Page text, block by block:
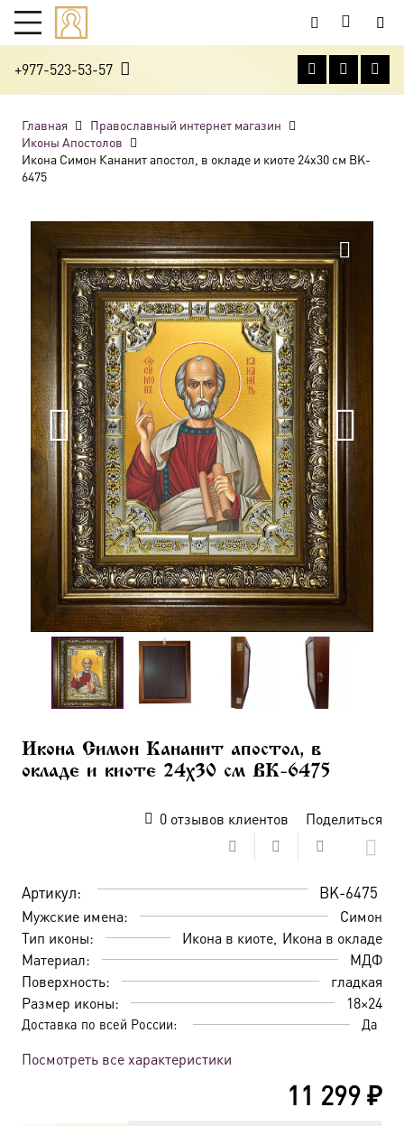
+977-523-53-57
Главная
Православный интернет магазин
Иконы Апостолов
Икона Симон Кананит апостол, в окладе и киоте 24х30 см BK-
6475
Икона Симон Кананит апостол, в
окладе и киоте 24х30 см BK-6475
0отзывов клиентов Поделиться
Артикул: BK-6475
Мужские имена:
Симон
Тип иконы:
Икона в киоте Икона в окладе
Материал:
МДФ
Поверхность:
гладкая
Размер иконы:
18×24
Доставка по всей России: Да
Посмотреть все характеристики
11 299₽